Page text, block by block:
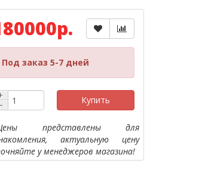
Под заказ 5-7 дней
Купить
представлены для
актуальную цену
у менеджеров магазина!